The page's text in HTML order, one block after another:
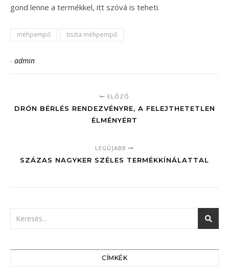
gond lenne a termékkel, itt szóvá is teheti.
méhpempő tiszta méhpempő
- admin
ELŐZŐ
DRÓN BÉRLÉS RENDEZVÉNYRE, A FELEJTHETETLEN
ÉLMÉNYÉRT
LEGÚJABB
SZÁZAS NAGYKER SZÉLES TERMÉKKÍNÁLATTAL
CÍMKÉK